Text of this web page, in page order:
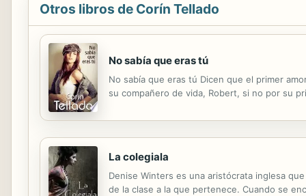
Otros libros de Corín Tellado
No sabía que eras tú
No sabía que eras tú Dicen que el primer
su compañero de vida, Robert, si no por su
La colegiala
Denise Winters es una aristócrata inglesa
de la clase a la que pertenece. Cuando se